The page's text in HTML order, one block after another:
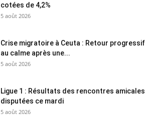
cotées de 4,2%
5 août 2026
Crise migratoire à Ceuta : Retour progressif
au calme après une...
5 août 2026
Ligue 1 : Résultats des rencontres amicales
disputées ce mardi
5 août 2026